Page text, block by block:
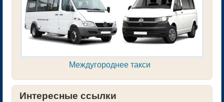
Междугороднее такси
Интересные ссылки